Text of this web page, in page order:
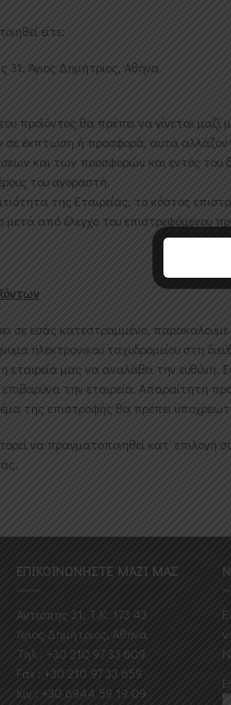
είτε:
31, Άγιος Δημήτριος, Αθήνα.
προϊόντος θα πρέπει να γίνεται
σε έκπτωση ή προσφορά, αυτά
και των προσφορών και εντός του
του αγοραστή.
της Εταιρείας, το κόστος
μετά από έλεγχο του επιστρεφόμενου
σε εσάς κατεστραμμένο,
ηλεκτρονικού ταχυδρομείου στη
μας να αναλάβει την
την εταιρεία. Απαραίτητη
της επιστροφής θα πρέπει
να πραγματοποιηθεί κατ’ επιλογή
ΕΠΙΚΟΙΝΩΝΗΣΤΕ ΜΑΖΙ ΜΑΣ
Αντιόπης 31, Τ.Κ. 173 43
Άγιος Δημήτριος, Αθήνα
Τηλ : +30 210 97 33 609
Fax : +30 210 97 33 659
Κιν : +30 6944 59 19 09